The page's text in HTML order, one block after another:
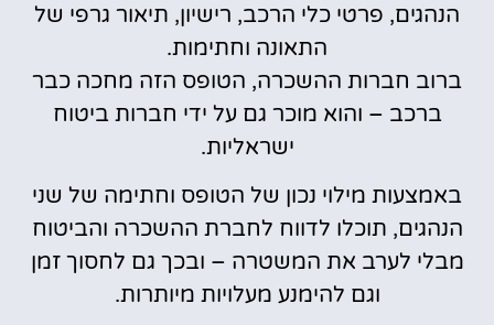
הנהגים, פרטי כלי הרכב, רישיון, תיאור גרפי של
התאונה וחתימות.
ברוב חברות ההשכרה, הטופס הזה מחכה כבר
ברכב – והוא מוכר גם על ידי חברות ביטוח
ישראליות.
באמצעות מילוי נכון של הטופס וחתימה של שני
הנהגים, תוכלו לדווח לחברת ההשכרה והביטוח
מבלי לערב את המשטרה – ובכך גם לחסוך זמן
וגם להימנע מעלויות מיותרות.